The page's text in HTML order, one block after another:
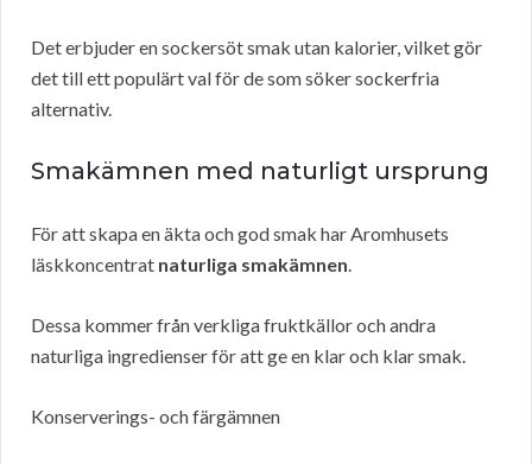
Det erbjuder en sockersöt smak utan kalorier, vilket gör
det till ett populärt val för de som söker sockerfria
alternativ.
Smakämnen med naturligt ursprung
För att skapa en äkta och god smak har Aromhusets
läskkoncentrat naturliga smakämnen.
Dessa kommer från verkliga fruktkällor och andra
naturliga ingredienser för att ge en klar och klar smak.
Konserverings- och färgämnen